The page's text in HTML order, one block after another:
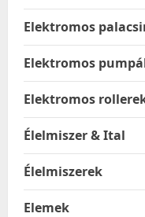
Elektromos
Elektromos
Elektromos
Élelmiszer & Ital
Élelmiszerek
Elemek